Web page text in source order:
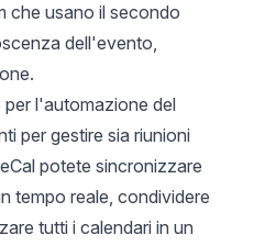
che usano il secondo
dell'evento,
per l'automazione del
per gestire sia riunioni
potete sincronizzare
tempo reale, condividere
tutti i calendari in un